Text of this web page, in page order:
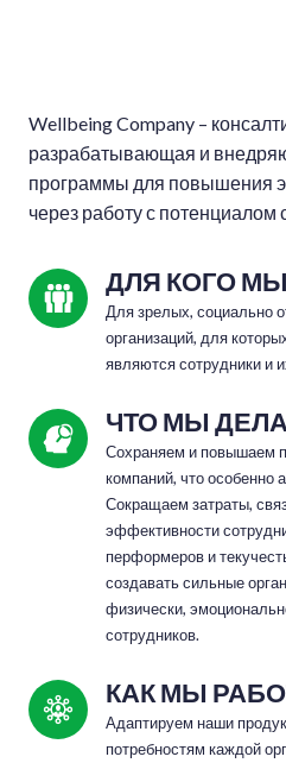
Wellbeing Company –
разрабатывающая и
программы для повышения
через работу с потенциалом
ДЛЯ КОГО
Для зрелых, социально
организаций, для
являются сотрудники и
ЧТО МЫ
Сохраняем и повышаем
компаний, что особенно
Сокращаем затраты,
эффективности
перформеров и
создавать сильные
физически,
сотрудников.
КАК МЫ
Адаптируем наши
потребностям каждой